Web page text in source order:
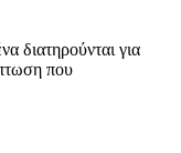
διατηρούνται για
που